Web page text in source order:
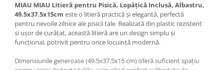
Umede
Îngrijire Pisici
Așternut Igienic Pisici
Igienă Pisici
Antiparazitare Pisici
MIAU MIAU Litieră pentru Pisică, Lopățică Inclusă, Albastru,
49.5x37.5x15cm este o litieră practică și elegantă, perfectă
pentru nevoile zilnice ale pisicii tale. Realizată din plastic rezistent
și ușor de curățat, această litieră are un design simplu și
funcțional, potrivit pentru orice locuință modernă.
Dimensiunile generoase (49.5x37.5x15 cm) oferă suficient spațiu